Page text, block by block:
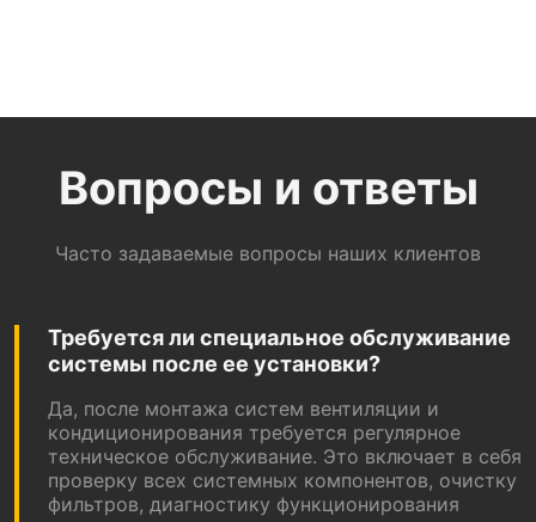
Вопросы и ответы
Часто задаваемые вопросы наших клиентов
Требуется ли специальное обслуживание
системы после ее установки?
Да, после монтажа систем вентиляции и
кондиционирования требуется регулярное
техническое обслуживание. Это включает в себя
проверку всех системных компонентов, очистку
фильтров, диагностику функционирования